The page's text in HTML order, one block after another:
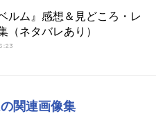
ルム』感想＆見どころ・レ
（ネタバレあり）
関連画像集